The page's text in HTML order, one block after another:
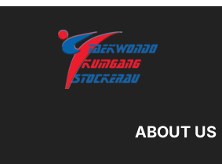
ABOUT US